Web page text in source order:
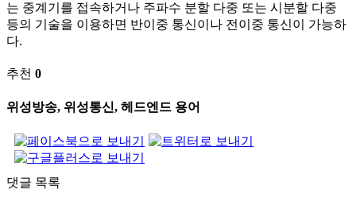
는 중계기를 접속하거나 주파수 분할 다중 또는 시분할 다중
등의 기술을 이용하면 반이중 통신이나 전이중 통신이 가능하
다.
추천 0
위성방송, 위성통신, 헤드엔드 용어
댓글 목록